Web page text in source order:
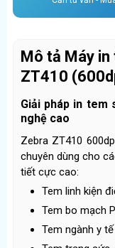
Mô tả Máy
ZT410
Giải pháp in tem
nghệ cao
Zebra ZT410
chuyên dùng cho
tiết cực cao:
Tem linh kiện
Tem bo mạch
Tem ngành y